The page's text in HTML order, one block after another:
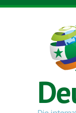
Direkt zum Inhalt